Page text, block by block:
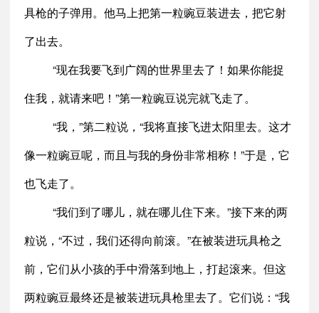
具枪的子弹用。他马上把第一粒豌豆装进去，把它射
了出去。
“现在我要飞到广阔的世界里去了！如果你能捉
住我，就请来吧！”第一粒豌豆说完就飞走了。
“我，”第二粒说，“我将直接飞进太阳里去。这才
像一粒豌豆呢，而且与我的身份非常相称！”于是，它
也飞走了。
“我们到了哪儿，就在哪儿住下来。”接下来的两
粒说，“不过，我们还得向前滚。”在被装进玩具枪之
前，它们从小孩的手中滑落到地上，打起滚来。但这
两粒豌豆最终还是被装进玩具枪里去了。它们说：“我